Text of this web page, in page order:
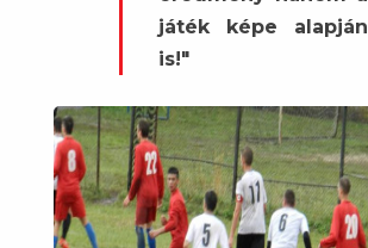
játék képe alapján
is!"